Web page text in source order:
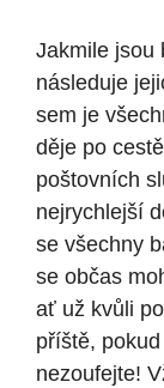
Jakmile jsou
následuje
sem je
děje po
poštovních
nejrychlejší
se všechny
se občas
ať už kvůli
příště,
nezoufejte!